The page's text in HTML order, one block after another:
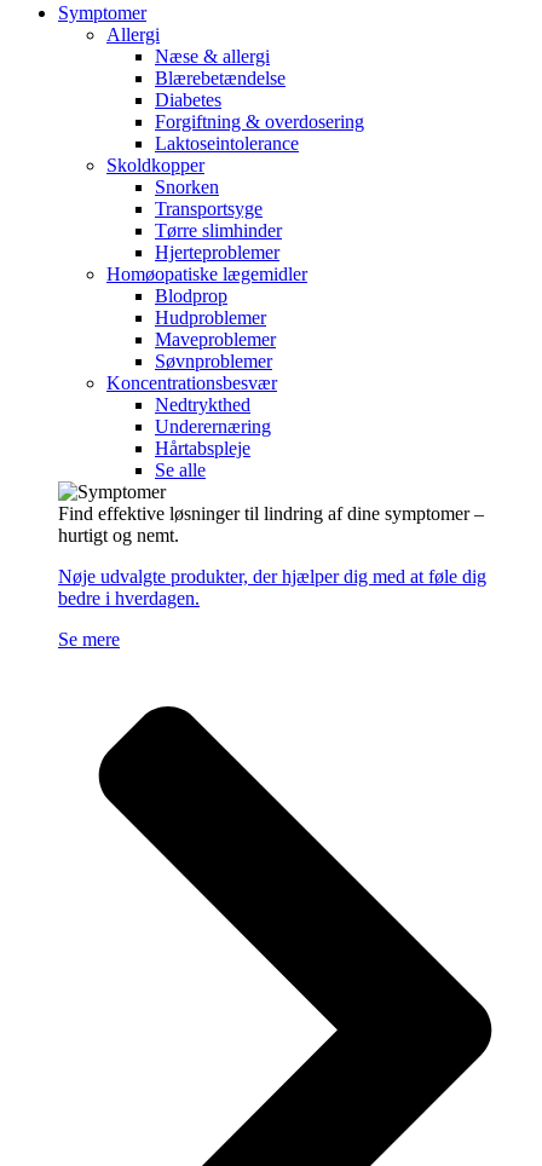
Symptomer
Allergi
Næse & allergi
Blærebetændelse
Diabetes
Forgiftning & overdosering
Laktoseintolerance
Skoldkopper
Snorken
Transportsyge
Tørre slimhinder
Hjerteproblemer
Homøopatiske lægemidler
Blodprop
Hudproblemer
Maveproblemer
Søvnproblemer
Koncentrationsbesvær
Nedtrykthed
Underernæring
Hårtabspleje
Se alle
Find effektive løsninger til lindring af dine symptomer –
hurtigt og nemt.
Nøje udvalgte produkter, der hjælper dig med at føle dig
bedre i hverdagen.
Se mere